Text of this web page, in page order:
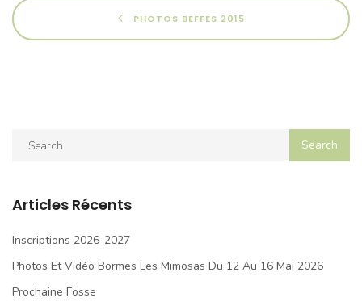
PHOTOS BEFFES 2015
Articles Récents
Inscriptions 2026-2027
Photos Et Vidéo Bormes Les Mimosas Du 12 Au 16 Mai 2026
Prochaine Fosse